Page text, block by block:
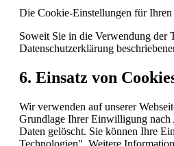
Die Cookie-Einstellungen für
Soweit Sie in die Verwendung
Datenschutzerklärung
6. Einsatz von
Wir verwenden auf unserer
Grundlage Ihrer Einwilligung nach
Daten gelöscht. Sie können Ihre
Technologien". Weitere